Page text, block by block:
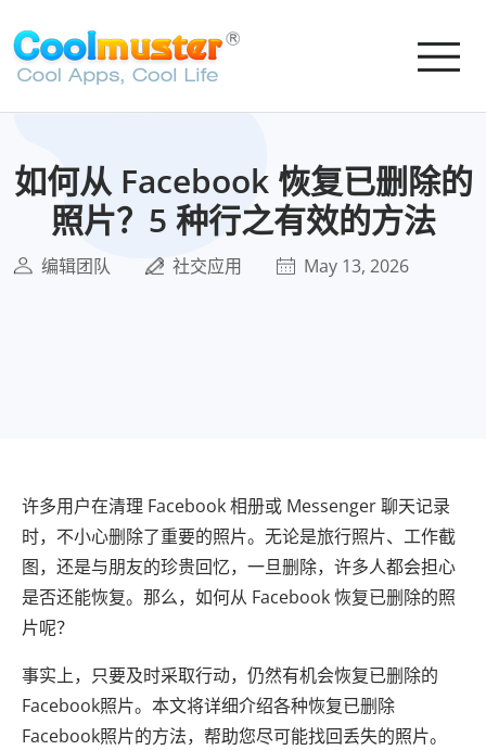
如何从 Facebook 恢复已删除的
照片？5 种行之有效的方法
编辑团队 社交应用 May 13, 2026
许多用户在清理 Facebook 相册或 Messenger 聊天记录
时，不小心删除了重要的照片。无论是旅行照片、工作截
图，还是与朋友的珍贵回忆，一旦删除，许多人都会担心
是否还能恢复。那么，如何从 Facebook 恢复已删除的照
片呢？
事实上，只要及时采取行动，仍然有机会恢复已删除的
Facebook照片。本文将详细介绍各种恢复已删除
Facebook照片的方法，帮助您尽可能找回丢失的照片。